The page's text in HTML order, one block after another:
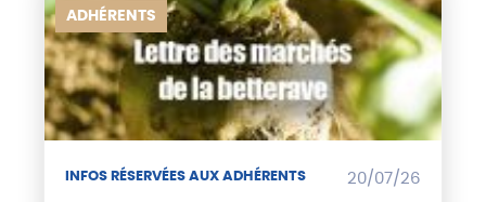
ADHÉRENTS
INFOS RÉSERVÉES AUX ADHÉRENTS 20/07/26